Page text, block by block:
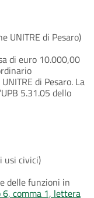
UNITRE di Pesaro)
di euro 10.000,00
di Pesaro. La
5.31.05 dello
usi civici)
delle funzioni in
comma 1, lettera